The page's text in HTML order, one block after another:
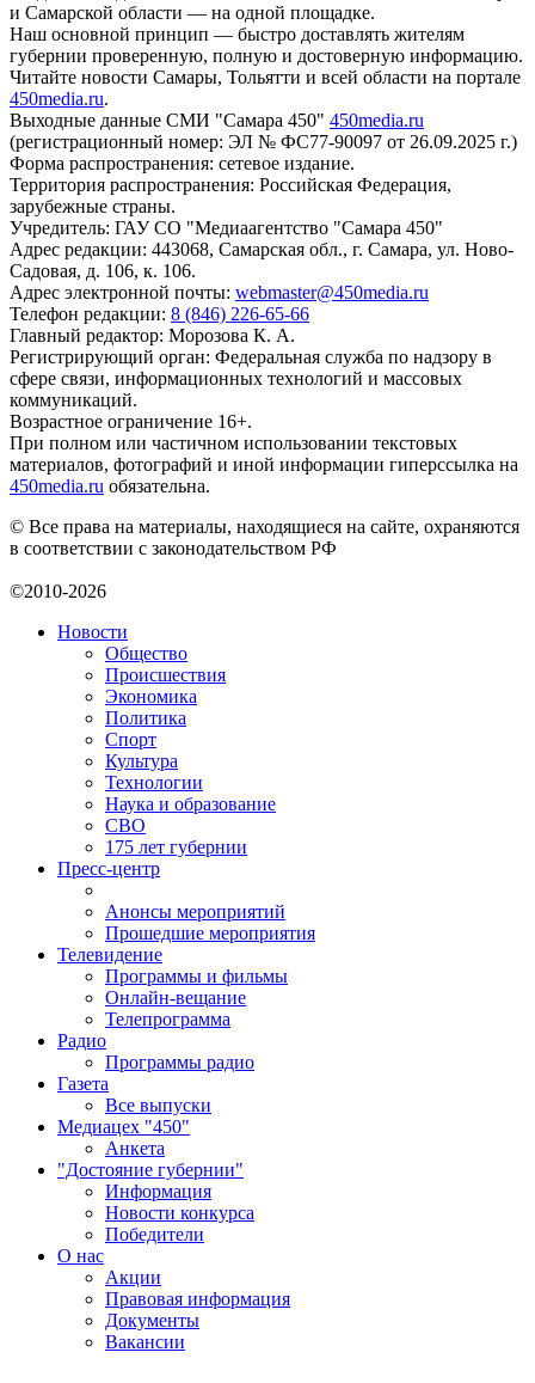
и Самарской области — на одной площадке.
Наш основной принцип — быстро доставлять жителям
губернии проверенную, полную и достоверную информацию.
Читайте новости Самары, Тольятти и всей области на портале
450media.ru.
Выходные данные СМИ "Самара 450" 450media.ru
(регистрационный номер: ЭЛ № ФС77-90097 от 26.09.2025 г.)
Форма распространения: сетевое издание.
Территория распространения: Российская Федерация,
зарубежные страны.
Учредитель: ГАУ СО "Медиаагентство "Самара 450"
Адрес редакции: 443068, Самарская обл., г. Самара, ул. Ново-
Садовая, д. 106, к. 106.
Адрес электронной почты: webmaster@450media.ru
Телефон редакции: 8 (846) 226-65-66
Главный редактор: Морозова К. А.
Регистрирующий орган: Федеральная служба по надзору в
сфере связи, информационных технологий и массовых
коммуникаций.
Возрастное ограничение 16+.
При полном или частичном использовании текстовых
материалов, фотографий и иной информации гиперссылка на
450media.ru обязательна.
© Все права на материалы, находящиеся на сайте, охраняются
в соответствии с законодательством РФ
©2010-2026
Новости
Общество
Происшествия
Экономика
Политика
Спорт
Культура
Технологии
Наука и образование
СВО
175 лет губернии
Пресс-центр
Анонсы мероприятий
Прошедшие мероприятия
Телевидение
Программы и фильмы
Онлайн-вещание
Телепрограмма
Радио
Программы радио
Газета
Все выпуски
Медиацех "450"
Анкета
"Достояние губернии"
Информация
Новости конкурса
Победители
О нас
Акции
Правовая информация
Документы
Вакансии